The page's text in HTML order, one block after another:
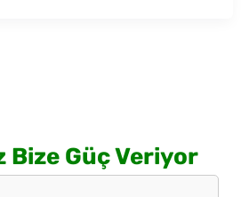
Bize Güç Veriyor